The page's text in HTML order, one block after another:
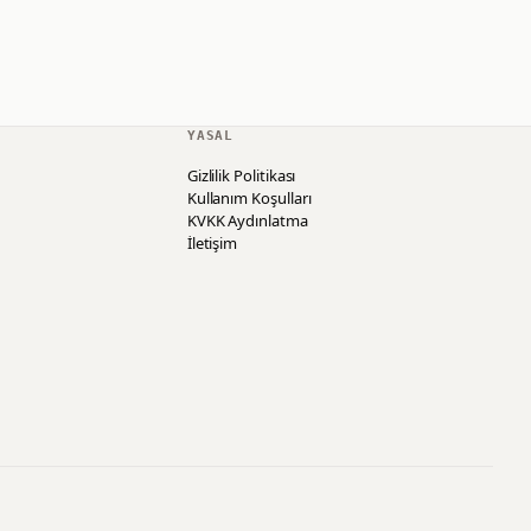
YASAL
Gizlilik Politikası
Kullanım Koşulları
KVKK Aydınlatma
İletişim